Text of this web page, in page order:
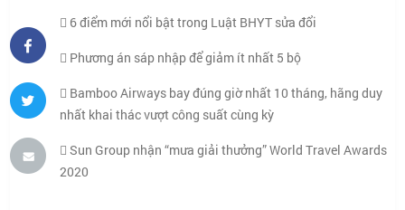
6 điểm mới nổi bật trong Luật BHYT sửa đổi
Phương án sáp nhập để giảm ít nhất 5 bộ
Bamboo Airways bay đúng giờ nhất 10 tháng, hãng duy
nhất khai thác vượt công suất cùng kỳ
Sun Group nhận “mưa giải thưởng” World Travel Awards
2020